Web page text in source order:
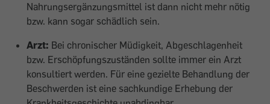
Nahrungsergänzungsmittel ist dann nicht mehr nötig
bzw. kann sogar schädlich sein.
Arzt: Bei chronischer Müdigkeit, Abgeschlagenheit
bzw. Erschöpfungszuständen sollte immer ein Arzt
konsultiert werden. Für eine gezielte Behandlung der
Beschwerden ist eine sachkundige Erhebung der